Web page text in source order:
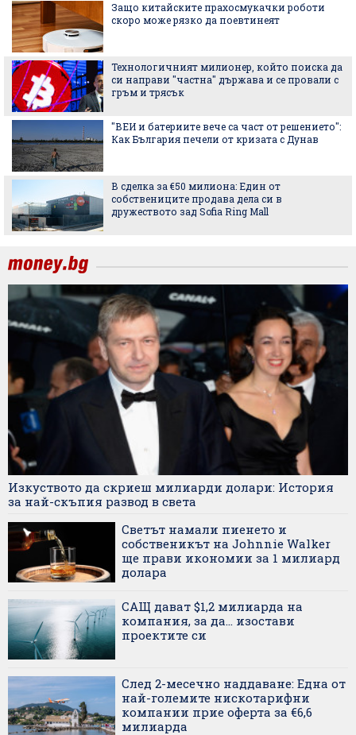
Защо китайските прахосмукачки роботи
скоро може рязко да поевтинеят
Технологичният милионер, който поиска да
си направи "частна" държава и се провали с
гръм и трясък
"ВЕИ и батериите вече са част от решението":
Как България печели от кризата с Дунав
В сделка за €50 милиона: Един от
собствениците продава дела си в
дружеството зад Sofia Ring Mall
Изкуството да скриеш милиарди долари: История
за най-скъпия развод в света
Светът намали пиенето и
собственикът на Johnnie Walker
ще прави икономии за 1 милиард
долара
САЩ дават $1,2 милиарда на
компания, за да... изостави
проектите си
След 2-месечно наддаване: Една от
най-големите нискотарифни
компании прие оферта за €6,6
милиарда